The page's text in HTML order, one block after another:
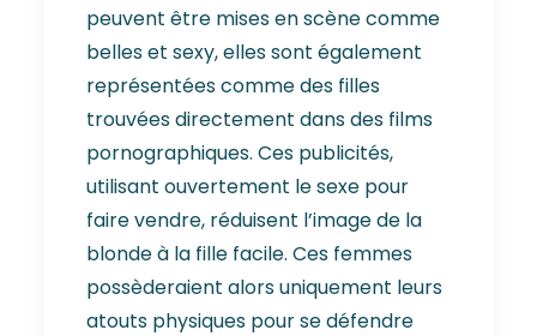
peuvent être mises en scène comme
belles et sexy, elles sont également
représentées comme des filles
trouvées directement dans des films
pornographiques. Ces publicités,
utilisant ouvertement le sexe pour
faire vendre, réduisent l’image de la
blonde à la fille facile. Ces femmes
possèderaient alors uniquement leurs
atouts physiques pour se défendre